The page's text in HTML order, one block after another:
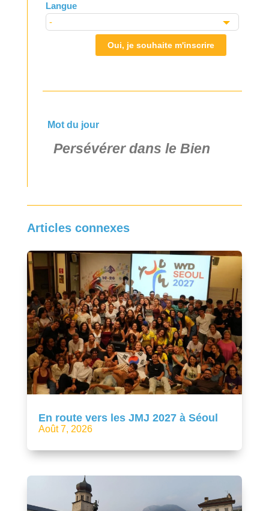
Langue
Oui, je souhaite m'inscrire
Mot du jour
Persévérer dans le Bien
Articles connexes
En route vers les JMJ 2027 à Séoul
Août 7, 2026